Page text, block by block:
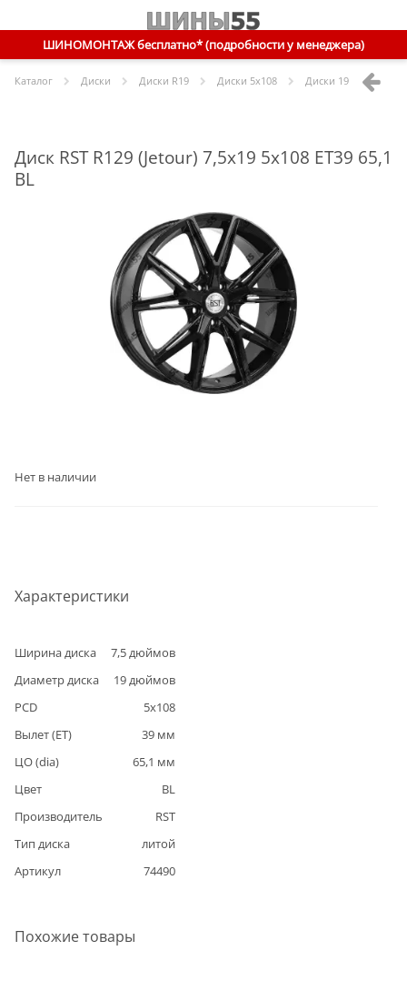
ШИНОМОНТАЖ бесплатно* (подробности у менеджера)
Каталог Диски Диски R19 Диски 5x108 Диски 19 5x108 ET39
Диск RST R129 (Jetour) 7,5x19 5x108 ET39 65,1
BL
Характеристики
Ширина диска 7,5дюймов
Диаметр диска
19дюймов
PCD
5x108
Вылет (ET)
39 мм
ЦО (dia)
65,1 мм
Цвет
BL
Производитель
RST
Тип диска
литой
Артикул
74490
Нет в наличии
Похожие товары